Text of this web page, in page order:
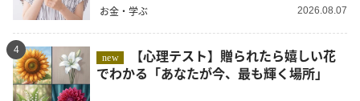
お金・学ぶ 2026.08.07
4
new
でわかる「あなたが今、最も輝く場所」